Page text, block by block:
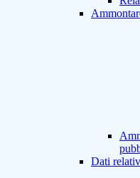
Dati